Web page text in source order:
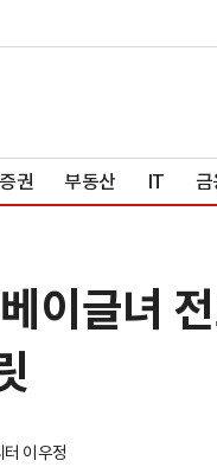
증권 부동산 IT 금
이글녀
이우정